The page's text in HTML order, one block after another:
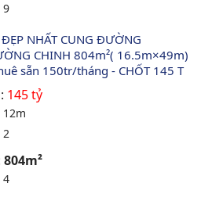
9
NHẤT CUNG ĐƯỜNG
CHINH 804m²( 16.5m×49m)
sẵn 150tr/tháng - CHỐT 145 T
145 tỷ
12m
2
804m²
4